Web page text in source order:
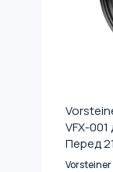
VFX-
Перед
Graphite
Vorsteiner